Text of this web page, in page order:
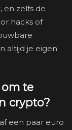
en zelfs de
hacks of
altijd je eigen
te
crypto?
een paar euro